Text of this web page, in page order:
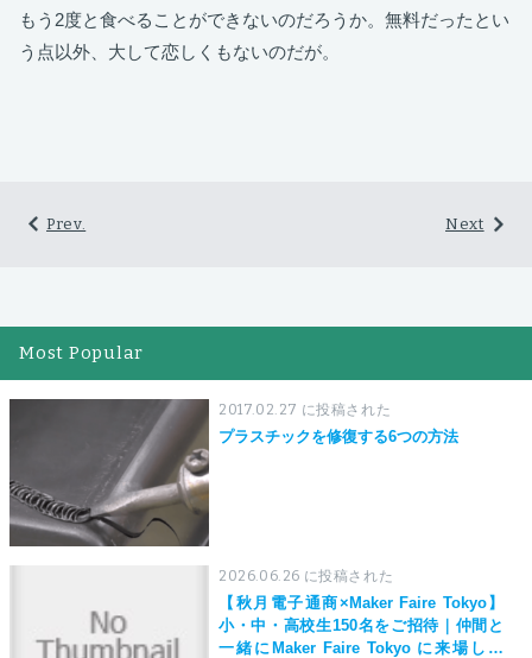
もう2度と食べることができないのだろうか。無料だったとい
う点以外、大して恋しくもないのだが。
Next
Prev.
Most Popular
2017.02.27 に投稿された
プラスチックを修復する6つの方法
2026.06.26 に投稿された
【秋月電子通商×Maker Faire Tokyo】
小・中・高校生150名をご招待｜仲間と
一緒にMaker Faire Tokyo に来場しよ